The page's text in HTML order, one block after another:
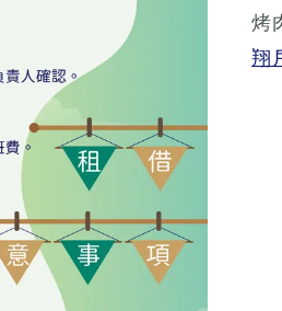
烤
翔